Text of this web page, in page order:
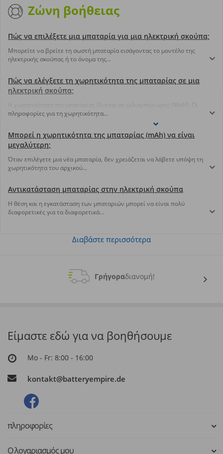
Ζώνη βοήθειας
Πώς να επιλέξετε μια μπαταρία για μια ηλεκτρική σκούπα;
Μπορείτε να βρείτε τη σωστή μπαταρία εισάγοντας το μοντέλο της
ηλεκτρικής σκούπας ή το όνομα της...
Πώς να ελέγξετε τη χωρητικότητα της μπαταρίας σε μια
ηλεκτρική σκούπα;
Η χωρητικότητα της μπαταρίας δίνεται σε μιλιαμπέρ ώρες (MaH). Οι
πληροφορίες για τη χωρητικότητα...
Μπορεί η χωρητικότητα της μπαταρίας (mAh) να είναι
μεγαλύτερη;
Όταν επιλέγετε μια νέα μπαταρία, δεν χρειάζεται να λάβετε υπόψη τη
χωρητικότητα του αρχικού...
Αντικατάσταση μπαταρίας στην ηλεκτρική σκούπα
Η θέση και η εγκατάσταση των μπαταριών μπορεί να είναι πολύ
διαφορετικές για τα διαφορετικά...
Διαβάστε περισσότερα
Γρήγοραδιανομή!
Είμαστε εδώ για να βοηθήσουμε
Mo - Fr: 8:00 - 16:00
kontakt@batteryempire.de
πληροφορίες
Ο λογαριασμός μου